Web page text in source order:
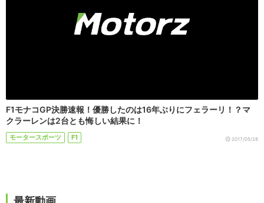
F1モナコGP決勝速報！優勝したのは16年ぶりにフェラーリ！？マ
クラーレンは2台とも悔しい結果に！
モータースポーツ F1 2017/05/28